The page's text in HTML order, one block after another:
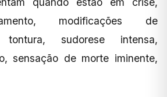
modificações de
tontura, sudorese intensa,
sensação de morte iminente,